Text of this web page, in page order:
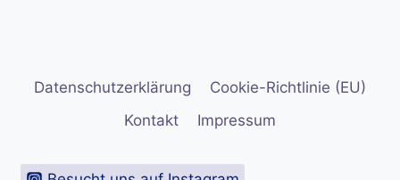
Datenschutzerklärung
Cookie-Richtlinie (EU)
Kontakt
Impressum